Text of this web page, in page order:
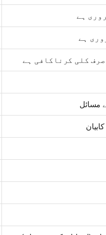
ہے
ہے
کلی کرناکافی ہے
مسائل